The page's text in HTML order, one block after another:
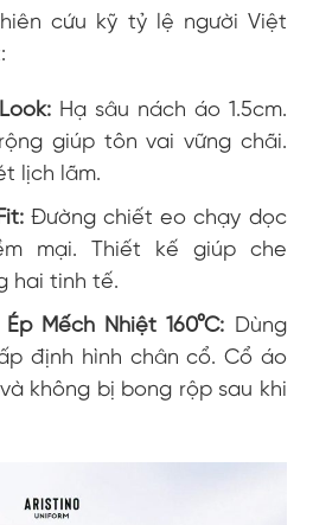
cứu kỹ tỷ lệ người Việt
Hạ sâu nách áo 1.5cm.
giúp tôn vai vững chãi.
lịch lãm.
Đường chiết eo chạy dọc
mại. Thiết kế giúp che
hai tinh tế.
Mếch Nhiệt 160°C: Dùng
định hình chân cổ. Cổ áo
không bị bong rộp sau khi